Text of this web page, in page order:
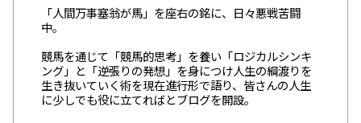
「人間万事塞翁が馬」を座右の銘に、日々悪戦苦闘
中。
競馬を通じて「競馬的思考」を養い「ロジカルシンキ
ング」と「逆張りの発想」を身につけ人生の綱渡りを
生き抜いていく術を現在進行形で語り、皆さんの人生
に少しでも役に立てればとブログを開設。